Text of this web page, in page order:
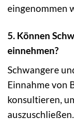
eingenommen
5. Können
einnehmen?
Schwangere
Einnahme von
konsultieren,
auszuschließen.